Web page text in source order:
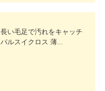
長い毛足で汚れをキャッチ
パルスイクロス 薄...